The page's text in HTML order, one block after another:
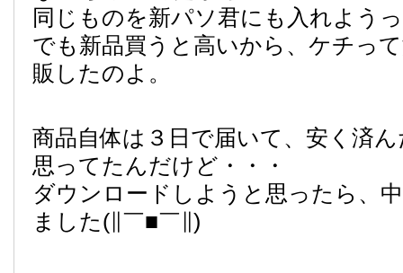
同じものを新パソ君にも入れよう
でも新品買うと高いから、ケチっ
販したのよ。
商品自体は３日で届いて、安く済
思ってたんだけど・・・
ダウンロードしようと思ったら、
ました(∥￣■￣∥)